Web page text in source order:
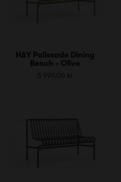
HAY Palissade Dining
Bench - Olive
5 999,00 kr